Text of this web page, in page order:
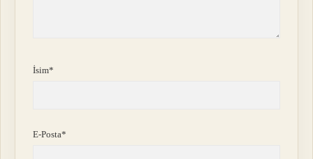
İsim*
E-Posta*